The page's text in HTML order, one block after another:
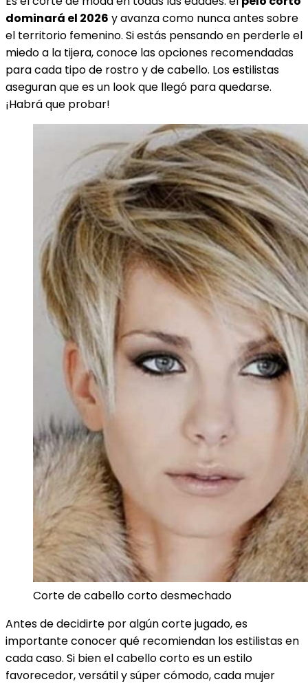
dominará el 2026 y avanza como nunca antes sobre
el territorio femenino. Si estás pensando en perderle el
miedo a la tijera, conoce las opciones recomendadas
para cada tipo de rostro y de cabello. Los estilistas
aseguran que es un look que llegó para quedarse.
¡Habrá que probar!
Corte de cabello corto desmechado
Antes de decidirte por algún corte jugado, es
importante conocer qué recomiendan los estilistas en
cada caso. Si bien el cabello corto es un estilo
favorecedor, versátil y súper cómodo, cada mujer